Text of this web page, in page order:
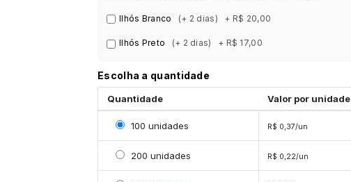
Ilhós Branco (+ 2 dias) + R$ 20,00
Ilhós Preto (+ 2 dias) + R$ 17,00
Escolha a quantidade
Quantidade Valor por unidade
Selecionar 100 unidades
100 unidades R$ 0,37/un
Selecionar 200 unidades
200 unidades R$ 0,22/un